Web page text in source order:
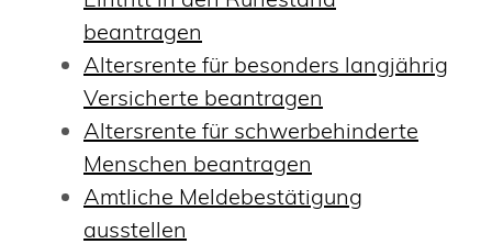
beantragen
Altersrente für besonders langjährig
Versicherte beantragen
Altersrente für schwerbehinderte
Menschen beantragen
Amtliche Meldebestätigung
ausstellen